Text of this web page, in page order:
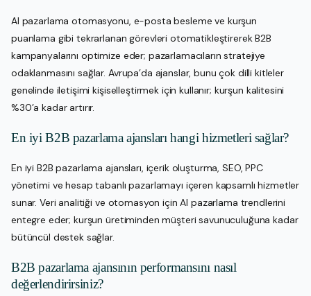
AI pazarlama otomasyonu, e-posta besleme ve kurşun
puanlama gibi tekrarlanan görevleri otomatikleştirerek B2B
kampanyalarını optimize eder; pazarlamacıların stratejiye
odaklanmasını sağlar. Avrupa’da ajanslar, bunu çok dilli kitleler
genelinde iletişimi kişiselleştirmek için kullanır; kurşun kalitesini
%30’a kadar artırır.
En iyi B2B pazarlama ajansları hangi hizmetleri sağlar?
En iyi B2B pazarlama ajansları, içerik oluşturma, SEO, PPC
yönetimi ve hesap tabanlı pazarlamayı içeren kapsamlı hizmetler
sunar. Veri analitiği ve otomasyon için AI pazarlama trendlerini
entegre eder; kurşun üretiminden müşteri savunuculuğuna kadar
bütüncül destek sağlar.
B2B pazarlama ajansının performansını nasıl
değerlendirirsiniz?